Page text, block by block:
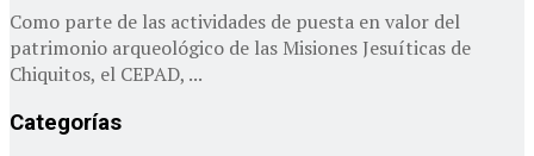
Como parte de las actividades de puesta en valor del
patrimonio arqueológico de las Misiones Jesuíticas de
Chiquitos, el CEPAD, ...
Categorías